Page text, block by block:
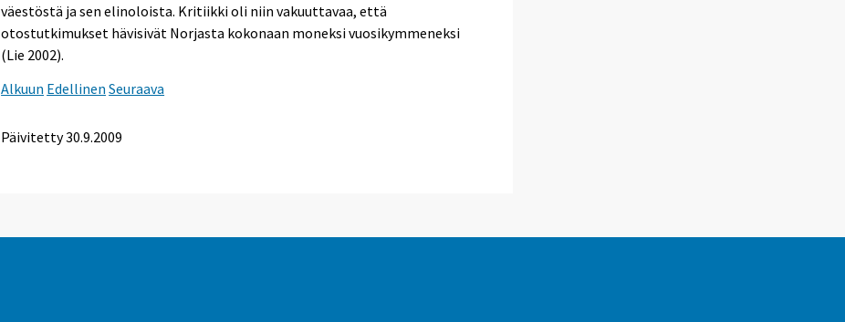
väestöstä ja sen elinoloista. Kritiikki oli niin vakuuttavaa, että
otostutkimukset hävisivät Norjasta kokonaan moneksi vuosikymmeneksi
(Lie 2002).
Alkuun Edellinen Seuraava
Päivitetty30.9.2009